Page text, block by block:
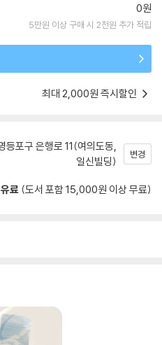
0원
5만원 이상 구매 시 2천원 추가 적립
최대 2,000원 즉시할인
등포구 은행로 11(여의도동,
일신빌딩)
변경
유료 (도서 포함 15,000원 이상 무료)